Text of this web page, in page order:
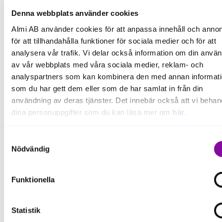
Denna webbplats använder cookies
Almi AB använder cookies för att anpassa innehåll och
för att tillhandahålla funktioner för sociala medier och för att
analysera vår trafik. Vi delar också information om din
av vår webbplats med våra sociala medier, reklam- och
analyspartners som kan kombinera den med annan
som du har gett dem eller som de har samlat in från din
användning av deras tjänster. Det innebär också att vi
dina personuppgifter som du kan läsa mer om här
delning av information enligt ovan, inte att ske, förutom för
som är nödvändiga för att hemsidan ska fungera se mer
Nödvändig
Funktionella
Statistik
Smart Utveckling
Hur kan Almi hjälpa dig?